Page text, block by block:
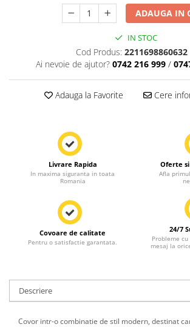
ADAUGA IN
IN STOC
Cod Produs: 2211698860632
Ai nevoie de ajutor? 0742 216 999 /
Adauga la Favorite Cere
Livrare Rapida
In maxima siguranta in toata
Romania
Oferte
Afla
Covoare de calitate
Pentru o satisfactie garantata.
24/7
Probleme cu
mesaj la
Descriere
Covor intr-o combinatie de stil modern, destinat